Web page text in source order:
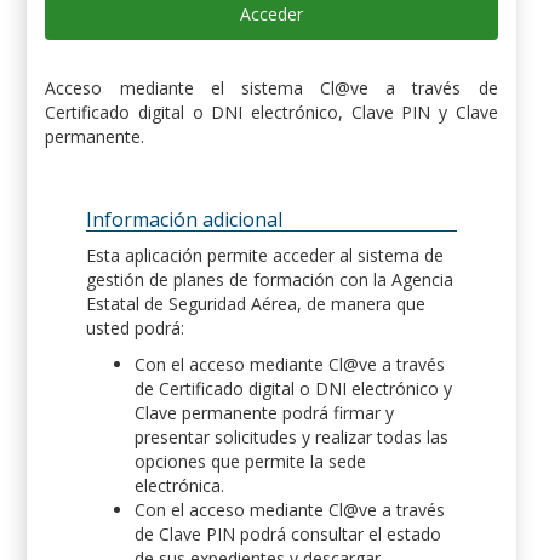
Acceder
Acceso mediante el sistema Cl@ve a través de
Certificado digital o DNI electrónico, Clave PIN y Clave
permanente.
Información adicional
Esta aplicación permite acceder al sistema de
gestión de planes de formación con la Agencia
Estatal de Seguridad Aérea, de manera que
usted podrá:
Con el acceso mediante Cl@ve a través
de Certificado digital o DNI electrónico y
Clave permanente podrá firmar y
presentar solicitudes y realizar todas las
opciones que permite la sede
electrónica.
Con el acceso mediante Cl@ve a través
de Clave PIN podrá consultar el estado